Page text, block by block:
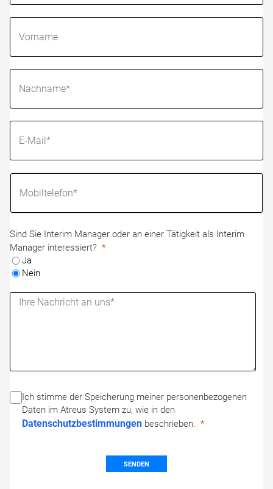
Sind Sie Interim Manager oder an einer Tätigkeit als Interim
Manager interessiert?
Ja
Nein
Ich stimme der Speicherung meiner personenbezogenen
Daten im Atreus System zu, wie in den
Datenschutzbestimmungen beschrieben.
SENDEN